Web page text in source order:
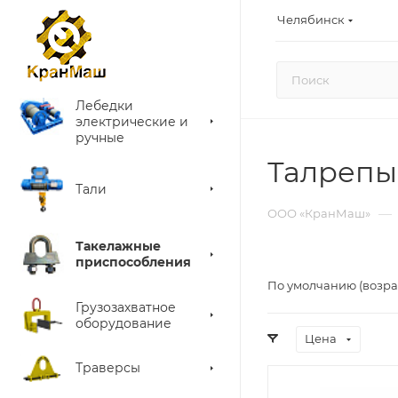
Челябинск
Лебедки
электрические и
ручные
Тали
Такелажные
приспособления
Грузозахватное
оборудование
Траверсы
ООО «КранМаш» —
По умолчанию
Цена